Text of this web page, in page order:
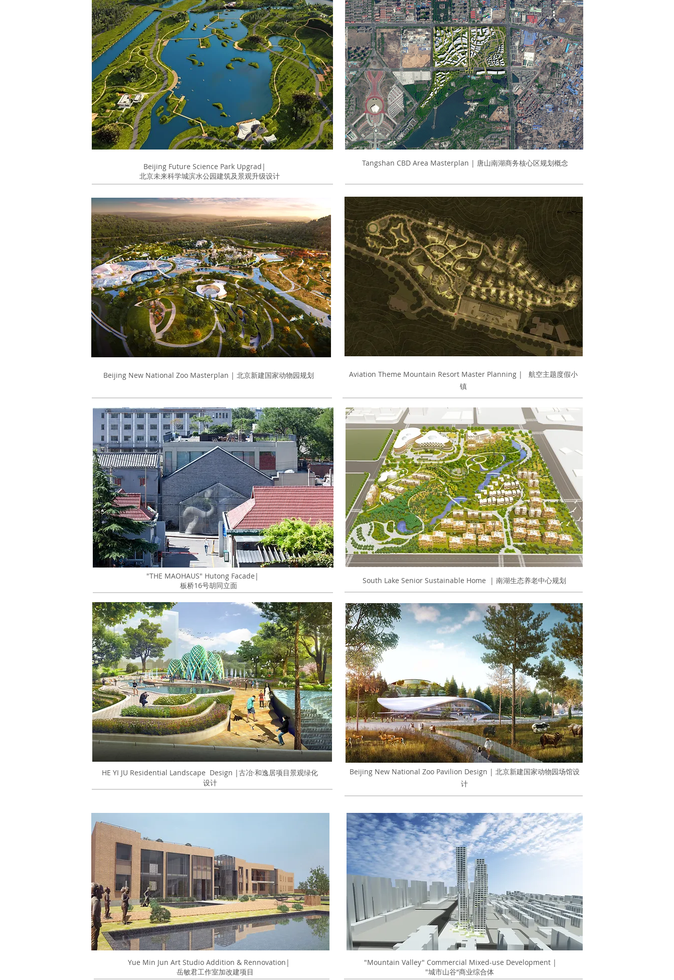
Beijing Future Science Park Upgrad|
北京未来科学城滨水公园建筑及景观升级设计
Beijing New National Zoo Masterplan | 北京新建国家动物园规划
"THE MAOHAUS" Hutong Facade|
板桥16号胡同立面
HE YI JU Residential Landscape Design |古冶·和逸居项目景观绿化
设计
Tangshan CBD Area Masterplan | 唐山南湖商务核心区规划概念
Aviation Theme Mountain Resort Master Planning | 航空主题度假小
镇
South Lake Senior Sustainable Home | 南湖生态养老中心规划
Beijing New National Zoo Pavilion Design | 北京新建国家动物园场馆设
计
Yue Min Jun Art Studio Addition & Rennovation|
​岳敏君工作室加改建项目
"Mountain Valley" Commercial Mixed-use Development |
"城市山谷“商业综合体